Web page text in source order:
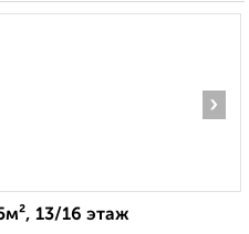
›
13/16 этаж